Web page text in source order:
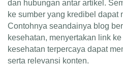
dan hubungan antar artikel.
ke sumber yang kredibel dapat
Contohnya seandainya blog
kesehatan, menyertakan link
kesehatan terpercaya dapat
serta relevansi konten.